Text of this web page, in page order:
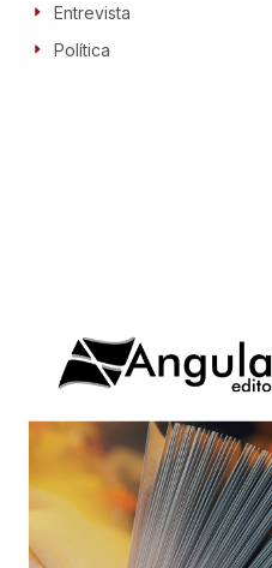
Entrevista
Política